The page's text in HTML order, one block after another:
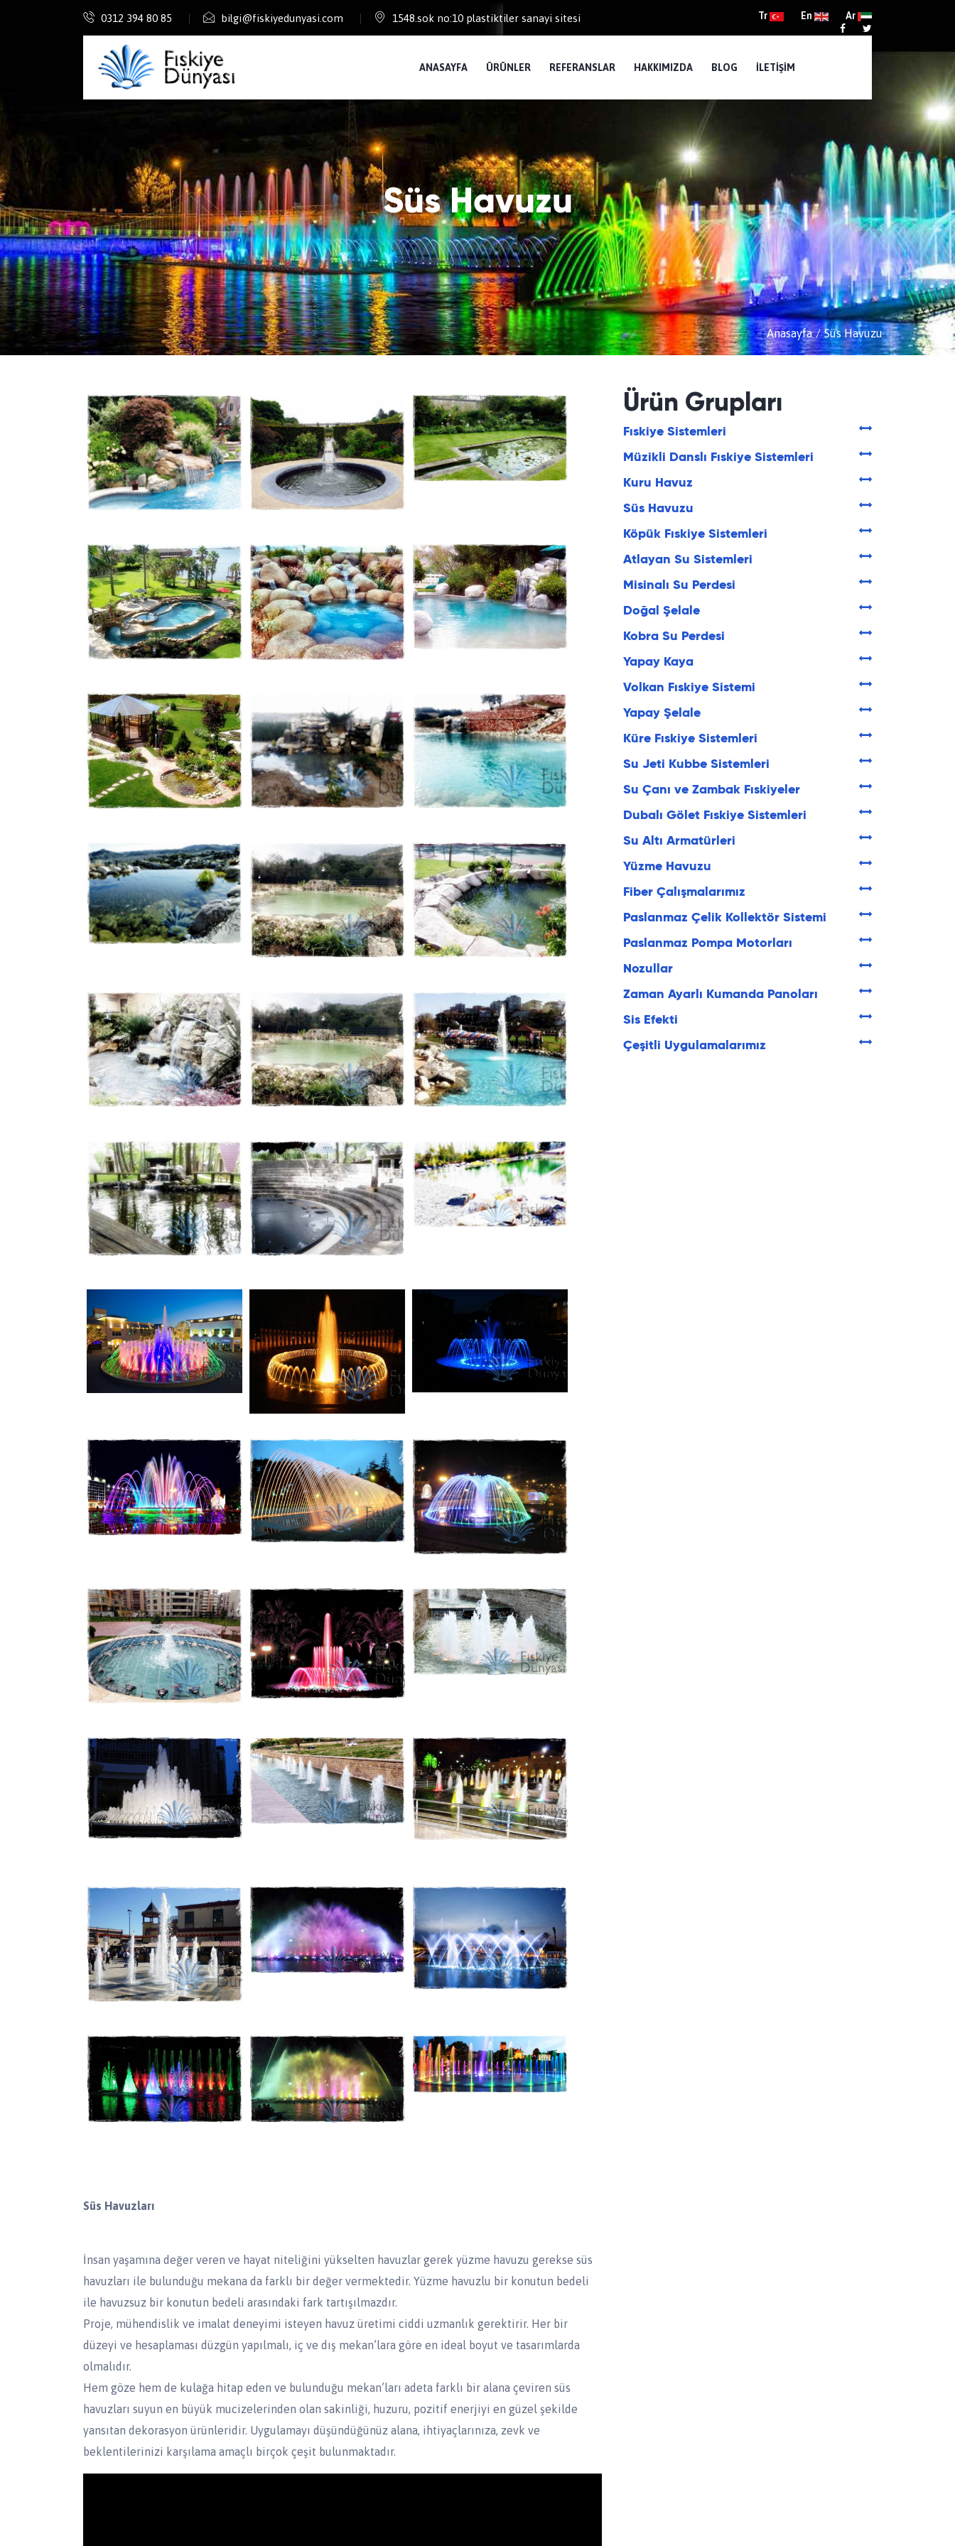
0312 394 80 85 bilgi@fiskiyedunyasi.com 1548.sok no:10 plastiktiler sanayi sitesi Tr En Ar
ANASAYFA ÜRÜNLER REFERANSLAR HAKKIMIZDA BLOG İLETIŞIM
Süs Havuzu
Anasayfa Süs Havuzu
Süs Havuzları
İnsan yaşamına değer veren ve hayat niteliğini yükselten havuzlar gerek yüzme havuzu gerekse süs
havuzları ile bulunduğu mekana da farklı bir değer vermektedir. Yüzme havuzlu bir konutun bedeli
ile havuzsuz bir konutun bedeli arasındaki fark tartışılmazdır.
Proje, mühendislik ve imalat deneyimi isteyen havuz üretimi ciddi uzmanlık gerektirir. Her bir
düzeyi ve hesaplaması düzgün yapılmalı, iç ve dış mekan’lara göre en ideal boyut ve tasarımlarda
olmalıdır.
Hem göze hem de kulağa hitap eden ve bulunduğu mekan’ları adeta farklı bir alana çeviren süs
havuzları suyun en büyük mucizelerinden olan sakinliği, huzuru, pozitif enerjiyi en güzel şekilde
yansıtan dekorasyon ürünleridir. Uygulamayı düşündüğünüz alana, ihtiyaçlarınıza, zevk ve
beklentilerinizi karşılama amaçlı birçok çeşit bulunmaktadır.
Ürün Grupları
Fıskiye Sistemleri
Müzikli Danslı Fıskiye Sistemleri
Kuru Havuz
Süs Havuzu
Köpük Fıskiye Sistemleri
Atlayan Su Sistemleri
Misinalı Su Perdesi
Doğal Şelale
Kobra Su Perdesi
Yapay Kaya
Volkan Fıskiye Sistemi
Yapay Şelale
Küre Fıskiye Sistemleri
Su Jeti Kubbe Sistemleri
Su Çanı ve Zambak Fıskiyeler
Dubalı Gölet Fıskiye Sistemleri
Su Altı Armatürleri
Yüzme Havuzu
Fiber Çalışmalarımız
Paslanmaz Çelik Kollektör Sistemi
Paslanmaz Pompa Motorları
Nozullar
Zaman Ayarlı Kumanda Panoları
Sis Efekti
Çeşitli Uygulamalarımız